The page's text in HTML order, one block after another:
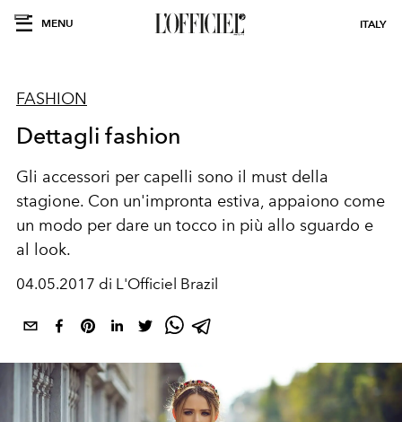
MENU ITALY
FASHION
Dettagli fashion
Gli accessori per capelli sono il must della
stagione. Con un'impronta estiva, appaiono come
un modo per dare un tocco in più allo sguardo e
al look.
04.05.2017 di L'Officiel Brazil